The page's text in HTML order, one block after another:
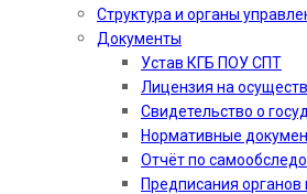
Структура и органы
Документы
Устав КГБ ПОУ СПТ
Лицензия на
Свидетельство о
Нормативные
Отчёт по
Предписания органов